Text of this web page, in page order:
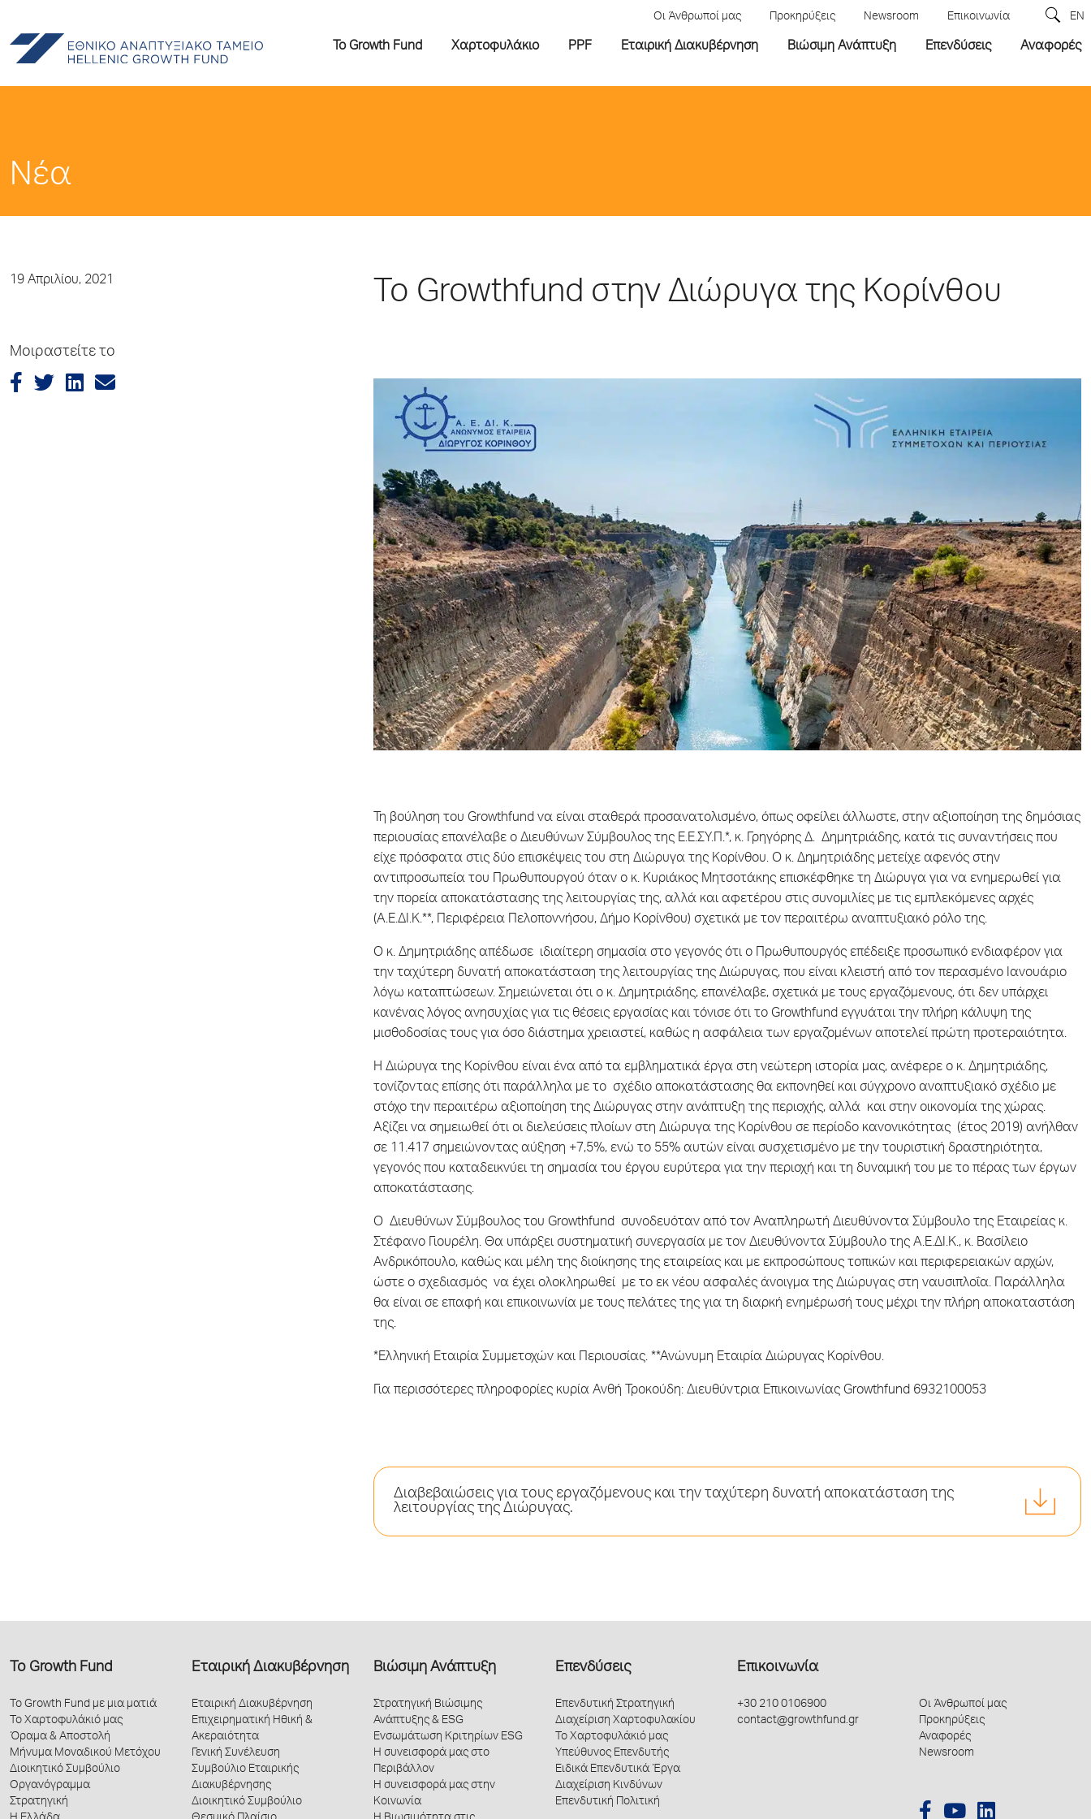
Οι Άνθρωποί μας Προκηρύξεις Newsroom Επικοινωνία EN
Το Growth Fund Χαρτοφυλάκιο PPF Εταιρική Διακυβέρνηση Βιώσιμη Ανάπτυξη Επενδύσεις Αναφορές
Νέα
19 Απριλίου, 2021
Μοιραστείτε το
Το Growthfund στην Διώρυγα της Κορίνθου
Τη βούληση του Growthfund να είναι σταθερά προσανατολισμένο, όπως οφείλει άλλωστε, στην αξιοποίηση της δημόσιας
περιουσίας επανέλαβε ο Διευθύνων Σύμβουλος της Ε.Ε.ΣΥ.Π.*, κ. Γρηγόρης Δ. Δημητριάδης, κατά τις συναντήσεις που
είχε πρόσφατα στις δύο επισκέψεις του στη Διώρυγα της Κορίνθου. O κ. Δημητριάδης μετείχε αφενός στην
αντιπροσωπεία του Πρωθυπουργού όταν ο κ. Κυριάκος Μητσοτάκης επισκέφθηκε τη Διώρυγα για να ενημερωθεί για
την πορεία αποκατάστασης της λειτουργίας της, αλλά και αφετέρου στις συνομιλίες με τις εμπλεκόμενες αρχές
(Α.Ε.ΔΙ.Κ.**, Περιφέρεια Πελοποννήσου, Δήμο Κορίνθου) σχετικά με τον περαιτέρω αναπτυξιακό ρόλο της.
Ο κ. Δημητριάδης απέδωσε ιδιαίτερη σημασία στο γεγονός ότι ο Πρωθυπουργός επέδειξε προσωπικό ενδιαφέρον για
την ταχύτερη δυνατή αποκατάσταση της λειτουργίας της Διώρυγας, που είναι κλειστή από τον περασμένο Ιανουάριο
λόγω καταπτώσεων. Σημειώνεται ότι ο κ. Δημητριάδης, επανέλαβε, σχετικά με τους εργαζόμενους, ότι δεν υπάρχει
κανένας λόγος ανησυχίας για τις θέσεις εργασίας και τόνισε ότι το Growthfund εγγυάται την πλήρη κάλυψη της
μισθοδοσίας τους για όσο διάστημα χρειαστεί, καθώς η ασφάλεια των εργαζομένων αποτελεί πρώτη προτεραιότητα.
Η Διώρυγα της Κορίνθου είναι ένα από τα εμβληματικά έργα στη νεώτερη ιστορία μας, ανέφερε ο κ. Δημητριάδης,
τονίζοντας επίσης ότι παράλληλα με το σχέδιο αποκατάστασης θα εκπονηθεί και σύγχρονο αναπτυξιακό σχέδιο με
στόχο την περαιτέρω αξιοποίηση της Διώρυγας στην ανάπτυξη της περιοχής, αλλά και στην οικονομία της χώρας.
Αξίζει να σημειωθεί ότι οι διελεύσεις πλοίων στη Διώρυγα της Κορίνθου σε περίοδο κανονικότητας (έτος 2019) ανήλθαν
σε 11.417 σημειώνοντας αύξηση +7,5%, ενώ το 55% αυτών είναι συσχετισμένο με την τουριστική δραστηριότητα,
γεγονός που καταδεικνύει τη σημασία του έργου ευρύτερα για την περιοχή και τη δυναμική του με το πέρας των έργων
αποκατάστασης.
Ο Διευθύνων Σύμβουλος του Growthfund συνοδευόταν από τον Αναπληρωτή Διευθύνοντα Σύμβουλο της Εταιρείας κ.
Στέφανο Γιουρέλη. Θα υπάρξει συστηματική συνεργασία με τον Διευθύνοντα Σύμβουλο της Α.Ε.ΔΙ.Κ., κ. Βασίλειο
Ανδρικόπουλο, καθώς και μέλη της διοίκησης της εταιρείας και με εκπροσώπους τοπικών και περιφερειακών αρχών,
ώστε ο σχεδιασμός να έχει ολοκληρωθεί με το εκ νέου ασφαλές άνοιγμα της Διώρυγας στη ναυσιπλοΐα. Παράλληλα
θα είναι σε επαφή και επικοινωνία με τους πελάτες της για τη διαρκή ενημέρωσή τους μέχρι την πλήρη αποκαταστάση
της.
*Ελληνική Εταιρία Συμμετοχών και Περιουσίας. **Ανώνυμη Εταιρία Διώρυγας Κορίνθου.
Για περισσότερες πληροφορίες κυρία Ανθή Τροκούδη: Διευθύντρια Επικοινωνίας Growthfund 6932100053
Διαβεβαιώσεις για τους εργαζόμενους και την ταχύτερη δυνατή αποκατάσταση της
λειτουργίας της Διώρυγας.
Το Growth Fund
Το Growth Fund με μια ματιά
Το Χαρτοφυλάκιό μας
Όραμα & Αποστολή
Μήνυμα Μοναδικού Μετόχου
Διοικητικό Συμβούλιο
Οργανόγραμμα
Στρατηγική
Εταιρική Διακυβέρνηση
Εταιρική Διακυβέρνηση
Επιχειρηματική Ηθική &
Ακεραιότητα
Γενική Συνέλευση
Συμβούλιο Εταιρικής
Διακυβέρνησης
Διοικητικό Συμβούλιο
Βιώσιμη Ανάπτυξη
Στρατηγική Βιώσιμης
Ανάπτυξης & ESG
Ενσωμάτωση Κριτηρίων ESG
Η συνεισφορά μας στο
Περιβάλλον
Η συνεισφορά μας στην
Κοινωνία
Επενδύσεις
Επενδυτική Στρατηγική
Διαχείριση Χαρτοφυλακίου
Το Χαρτοφυλάκιό μας
Υπεύθυνος Επενδυτής
Ειδικά Επενδυτικά Έργα
Διαχείριση Κινδύνων
Επενδυτική Πολιτική
Επικοινωνία
+30 210 0106900
contact@growthfund.gr
Οι Άνθρωποί μας
Προκηρύξεις
Αναφορές
Newsroom